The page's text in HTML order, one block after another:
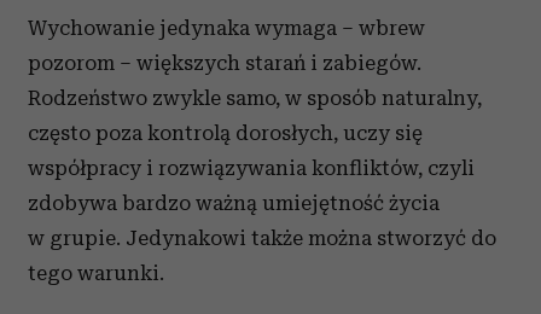
Wychowanie jedynaka wymaga – wbrew
pozorom – większych starań i zabiegów.
Rodzeństwo zwykle samo, w sposób naturalny,
często poza kontrolą dorosłych, uczy się
współpracy i rozwiązywania konfliktów, czyli
zdobywa bardzo ważną umiejętność życia
w grupie. Jedynakowi także można stworzyć do
tego warunki.